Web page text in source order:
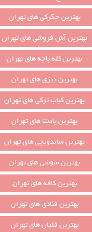
بهترین جگرکی های تهران
بهترین آش فروشی های تهران
بهترین کله پاچه های تهران
بهترین دیزی های تهران
بهترین کباب ترکی های تهران
بهترین پاستا های تهران
بهترین ساندویچی های تهران
بهترین سوشی های تهران
بهترین کافه های تهران
بهترین قنادی های تهران
بهترین قلیان های تهران